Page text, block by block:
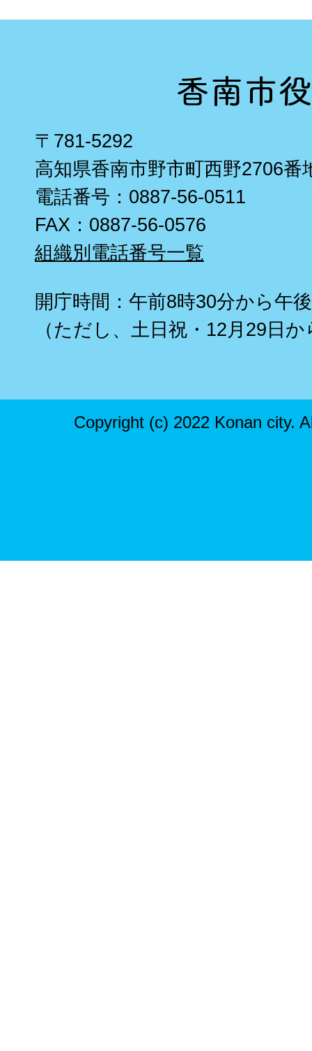
〒781-5292
高知県香南市野市町西野2706番
電話番号：0887-56-0511
FAX：0887-56-0576
組織別電話番号一覧
開庁時間：午前8時30分から午
（ただし、土日祝・12月29日
Copyright (c) 2022 Konan city.